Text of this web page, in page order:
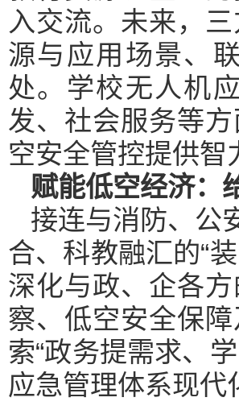
入交流。未来，
源与应用场景、
处。学校无人机
发、社会服务等
空安全管控提供智
赋能低空经济：
接连与消防、公
合、科教融汇的“
深化与政、企各
察、低空安全保
索“政务提需求、
应急管理体系现代